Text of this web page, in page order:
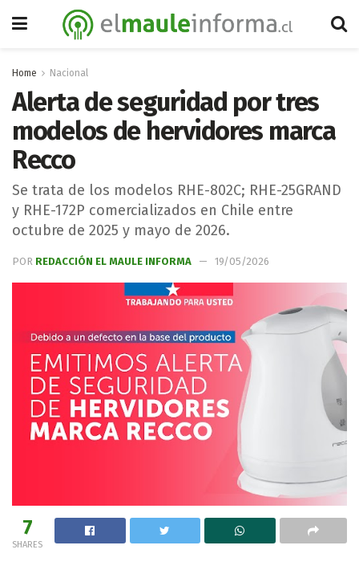
Home Nacional
Alerta de seguridad por tres
modelos de hervidores marca
Recco
Se trata de los modelos RHE-802C; RHE-25GRAND
y RHE-172P comercializados en Chile entre
octubre de 2025 y mayo de 2026.
POR REDACCIÓN EL MAULE INFORMA 19/05/2026
7
SHARES